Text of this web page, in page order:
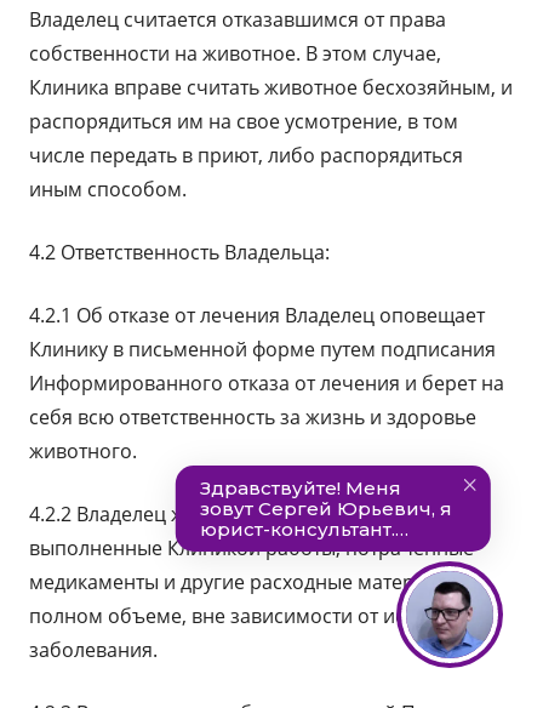
Владелец считается отказавшимся от права
собственности на животное. В этом случае,
Клиника вправе считать животное бесхозяйным, и
распорядиться им на свое усмотрение, в том
числе передать в приют, либо распорядиться
иным способом.
4.2 Ответственность Владельца:
4.2.1 Об отказе от лечения Владелец оповещает
Клинику в письменной форме путем подписания
Информированного отказа от лечения и берет на
себя всю ответственность за жизнь и здоровье
животного.
4.2.2 Владелец животного должен оплатить
выполненные Клиникой работы, потраченные
медикаменты и другие расходные материалы в
полном объеме, вне зависимости от исхода
заболевания.